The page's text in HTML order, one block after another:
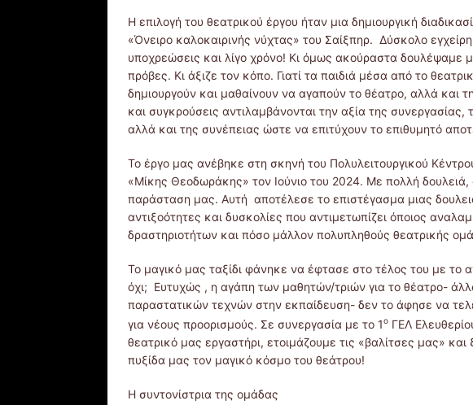
Η επιλογή του θεατρικού έργου ήταν μια δημιουργική
«Όνειρο καλοκαιρινής νύχτας» του Σαίξπηρ. Δύσκολο
υποχρεώσεις και λίγο χρόνο! Κι όμως ακούραστα δουλέψαμε
πρόβες. Κι άξιζε τον κόπο. Γιατί τα παιδιά μέσα από το
δημιουργούν και μαθαίνουν να αγαπούν το θέατρο, αλλά και
και συγκρούσεις αντιλαμβάνονται την αξία της συνεργασίας,
αλλά και της συνέπειας ώστε να επιτύχουν το επιθυμητό
Το έργο μας ανέβηκε στη σκηνή του Πολυλειτουργικού
«Μίκης Θεοδωράκης» τον Ιούνιο του 2024. Με πολλή
παράσταση μας. Αυτή αποτέλεσε το επιστέγασμα μιας
αντιξοότητες και δυσκολίες που αντιμετωπίζει όποιος
δραστηριοτήτων και πόσο μάλλον πολυπληθούς θεατρικής
Το μαγικό μας ταξίδι φάνηκε να έφτασε στο τέλος του με
όχι; Ευτυχώς , η αγάπη των μαθητών/τριών για το θέατρο-
παραστατικών τεχνών στην εκπαίδευση- δεν το άφησε να
για νέους προορισμούς. Σε συνεργασία με το 1ο ΓΕΛ
θεατρικό μας εργαστήρι, ετοιμάζουμε τις «βαλίτσες μας»
πυξίδα μας τον μαγικό κόσμο του θεάτρου!
Η συντονίστρια της ομάδας